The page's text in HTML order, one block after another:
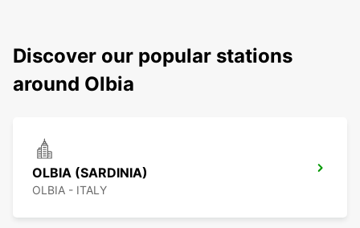
Discover our popular stations
around Olbia
OLBIA (SARDINIA)
OLBIA - ITALY